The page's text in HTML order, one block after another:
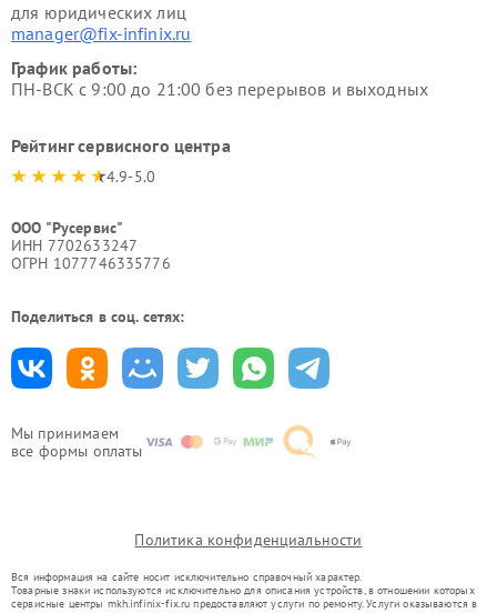
Мы принимаем
все формы оплаты
для юридических лиц
manager@fix-infinix.ru
График работы:
ПН-ВСК с 9:00 до 21:00 без перерывов и выходных
Рейтинг сервисного центра
4.9-5.0
ООО "Русервис"
ИНН 7702633247
ОГРН 1077746335776
Поделиться в соц. сетях:
Политика конфиденциальности
Вся информация на сайте носит исключительно справочный характер.
Товарные знаки используются исключительно для описания устройств, в отношении которых
сервисные центры mkh.infinix-fix.ru предоставляют услуги по ремонту. Услуги оказываются в